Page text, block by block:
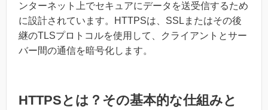
ンターネット上でセキュアにデータを送受信するため
に設計されています。HTTPSは、SSLまたはその後
継のTLSプロトコルを使用して、クライアントとサー
バー間の通信を暗号化します。
HTTPSとは？その基本的な仕組みと